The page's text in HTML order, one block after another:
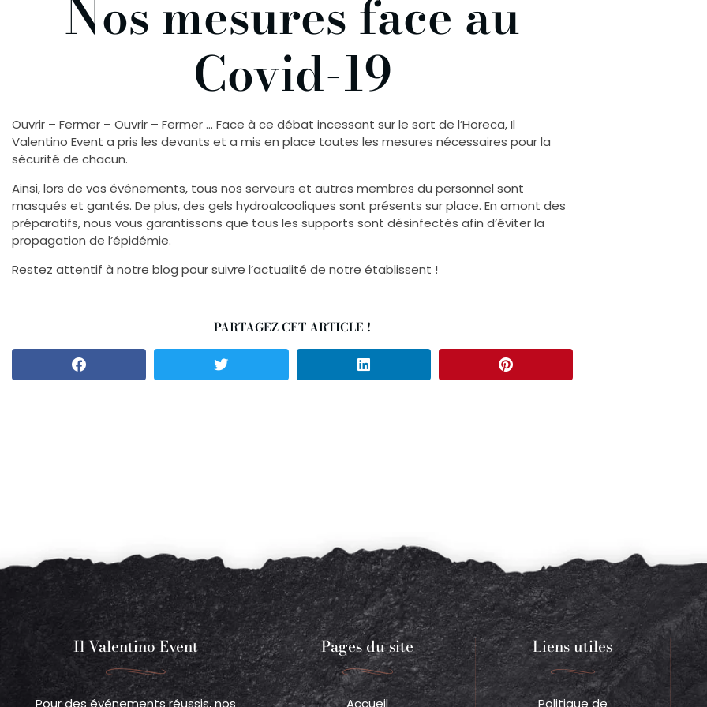
Nos mesures face au
Covid-19
Ouvrir – Fermer – Ouvrir – Fermer … Face à ce débat incessant sur le sort de l’Horeca, Il
Valentino Event a pris les devants et a mis en place toutes les mesures nécessaires pour la
sécurité de chacun.
Ainsi, lors de vos événements, tous nos serveurs et autres membres du personnel sont
masqués et gantés. De plus, des gels hydroalcooliques sont présents sur place. En amont des
préparatifs, nous vous garantissons que tous les supports sont désinfectés afin d’éviter la
propagation de l’épidémie.
Restez attentif à notre blog pour suivre l’actualité de notre établissent !
PARTAGEZ CET ARTICLE !
Il Valentino Event
Pour des événements réussis, nos
Pages du site
Accueil
Liens utiles
Politique de